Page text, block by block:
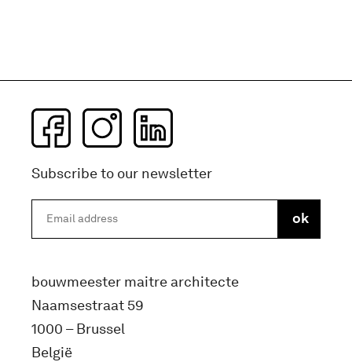
Subscribe to our newsletter
bouwmeester maitre architecte
Naamsestraat 59
1000 – Brussel
België